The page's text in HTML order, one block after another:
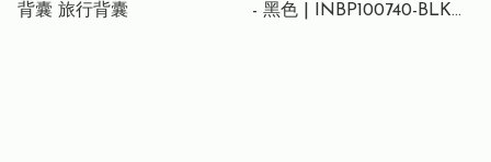
背囊 旅行背囊
- 黑色 | INBP100740-BLK